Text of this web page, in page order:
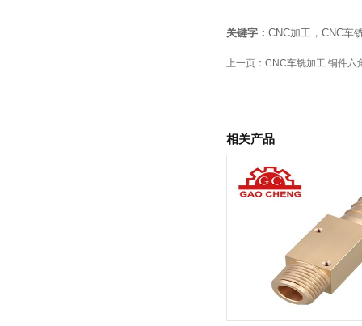
关键字： CNC加工，CNC车
上一页： CNC车铣加工 铜件六
相关产品